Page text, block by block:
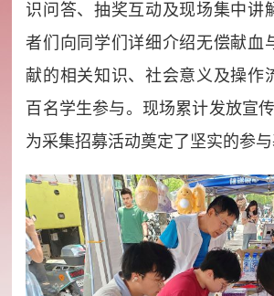
识问答、抽奖互动及现场集中讲
者们向同学们详细介绍无偿献血
献的相关知识、社会意义及操作
百名学生参与。现场累计发放宣传
为采集招募活动奠定了坚实的参与